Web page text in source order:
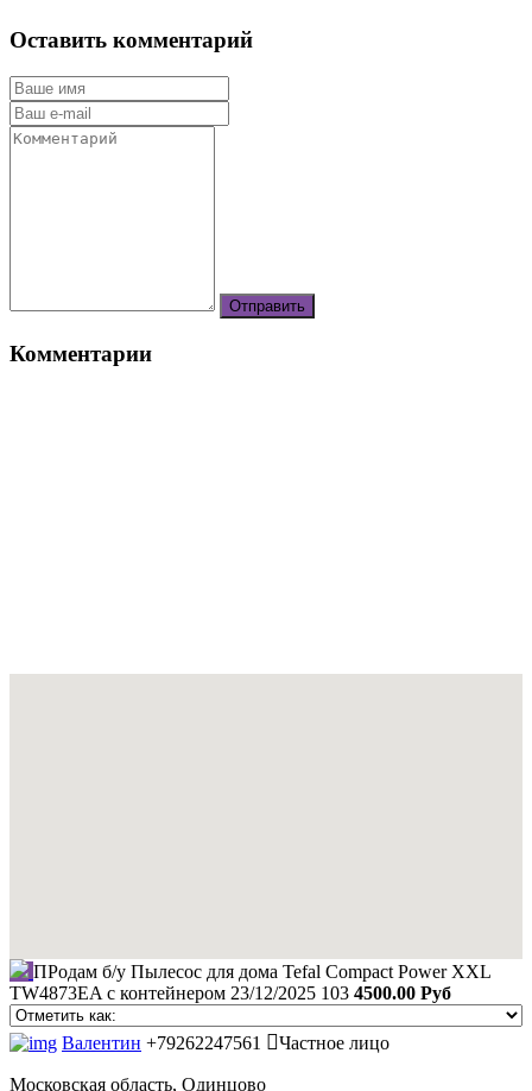
Оставить комментарий
Комментарии
ПРодам б/у Пылесос для дома Tefal Compact Power XXL
TW4873EA с контейнером 23/12/2025 103 4500.00 Руб
Валентин +79262247561 Частное лицо
Московская область, Одинцово